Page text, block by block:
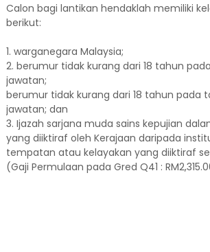
Calon bagi lantikan hendaklah memiliki
berikut:
1. warganegara Malaysia;
2. berumur tidak kurang dari 18 tahun
jawatan;
berumur tidak kurang dari 18 tahun pada
jawatan; dan
3. Ijazah sarjana muda sains kepujian
yang diiktiraf oleh Kerajaan daripada
tempatan atau kelayakan yang diiktiraf
(Gaji Permulaan pada Gred Q41 :